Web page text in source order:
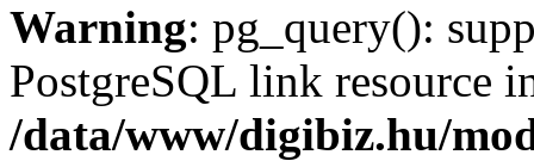
Warning: pg_query():
PostgreSQL link resource
/data/www/digibiz.hu/